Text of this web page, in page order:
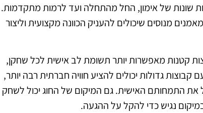
שונות של אימון, החל מהתחלה ועד לרמות מתקדמות.
מנוסים שיכולים להעניק הכוונה מקצועית וליצור
קטנות מאפשרות יותר תשומת לב אישית לכל שחקן,
גדולות יכולים להציע חוויה חברתית רבה יותר,
התמחותם האישית. גם המיקום של החוג יכול לשחק
נגיש כדי להקל על ההגעה.